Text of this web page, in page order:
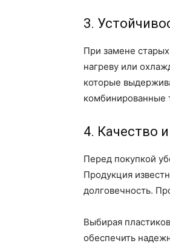
3.
При замене
нагреву или
которые
комбинированные
4. Качество
Перед покупкой
Продукция
долговечность.
Выбирая
обеспечить